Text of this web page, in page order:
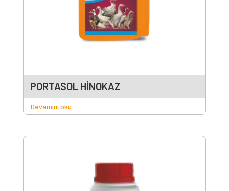
PORTASOL HİNOKAZ
Devamını oku